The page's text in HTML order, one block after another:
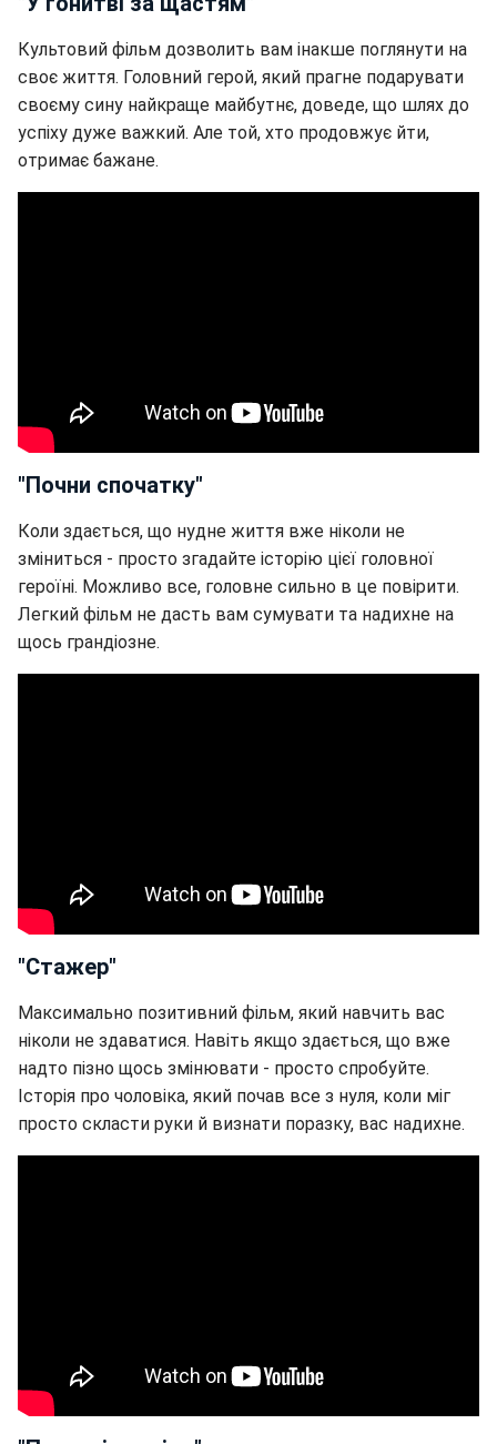
Культовий фільм дозволить вам інакше поглянути на
своє життя. Головний герой, який прагне подарувати
своєму сину найкраще майбутнє, доведе, що шлях до
успіху дуже важкий. Але той, хто продовжує йти,
отримає бажане.
"Почни спочатку"
Коли здається, що нудне життя вже ніколи не
зміниться - просто згадайте історію цієї головної
героїні. Можливо все, головне сильно в це повірити.
Легкий фільм не дасть вам сумувати та надихне на
щось грандіозне.
"Стажер"
Максимально позитивний фільм, який навчить вас
ніколи не здаватися. Навіть якщо здається, що вже
надто пізно щось змінювати - просто спробуйте.
Історія про чоловіка, який почав все з нуля, коли міг
просто скласти руки й визнати поразку, вас надихне.